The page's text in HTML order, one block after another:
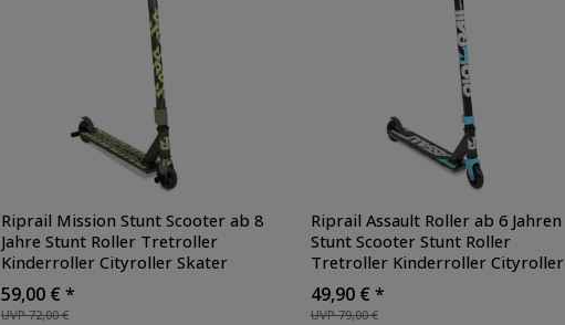
Riprail Mission Stunt Scooter ab 8
Jahre Stunt Roller Tretroller
Kinderroller Cityroller Skater
Roller Freestyle für Tricks
Kickscooter
UVP 72,00 €
59,00 € *
Riprail Assault Roller ab 6 Jahren
Stunt Scooter Stunt Roller
Tretroller Kinderroller Cityroller
Skater Roller Freestyle für Tricks
Kickscooter
UVP 79,00 €
49,90 € *